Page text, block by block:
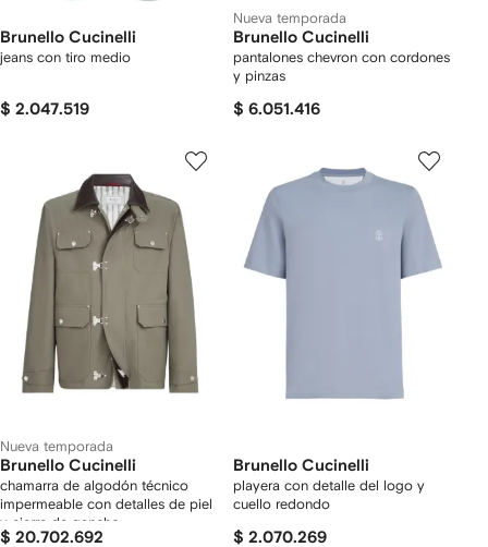
Brunello Cucinelli
jeans con tiro medio
$ 2.047.519
Nueva temporada
Brunello Cucinelli
pantalones chevron con cordones
y pinzas
$ 6.051.416
Nueva temporada
Brunello Cucinelli
chamarra de algodón técnico
impermeable con detalles de piel
y cierre de gancho
$ 20.702.692
Brunello Cucinelli
playera con detalle del logo y
cuello redondo
$ 2.070.269